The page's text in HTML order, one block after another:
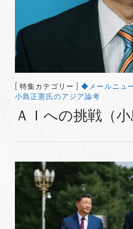
[ 特集カテゴリー ] ◆メールニュ
小島正憲氏のアジア論考
ＡＩへの挑戦（小